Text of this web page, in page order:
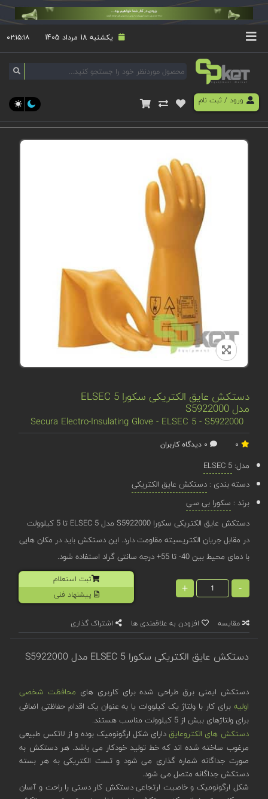
یکشنبه 18 مرداد 1405 ۰۲:۱۵:۱۸
ورود/ ثبت نام
دستکش عایق الکتریکی سکورا ELSEC 5
مدل S5922000
Secura Electro-Insulating Glove - ELSEC 5 - S5922000
مدل:ELSEC 5
دسته بندی :دستکش عایق الکتریکی
برند : سکورا بی سی
دستکش عایق الکتریکی سکورا S5922000 مدل ELSEC 5 تا 5 کیلوولت
در مقابل جریان الکتریسیته مقاومت دارد. این دستکش باید در مکان هایی
با دمای محیط بین 40- تا 55+ درجه سانتی گراد استفاده شود.
-
+
ثبت استعلام
پیشنهاد فنی
مقایسه افزودن به علاقمندی ها اشتراک گذاری
دستکش عایق الکتریکی سکورا ELSEC 5 مدل S5922000
دستکش ایمنی برق طراحی شده برای کاربری های محافظت شخصی
اولیه برای کار با ولتاژ یک کیلووات یا به عنوان یک اقدام حفاظتی اضافی
برای ولتاژهای بیش از 5 کیلوولت مناسب هستند.
دستکش های الکتروعایقدارای شکل ارگونومیک بوده و از لاتکس طبیعی
مرغوب ساخته شده اند که خط تولید خودکار می باشد. هر دستکش به
صورت جداگانه شماره گذاری می شود و تست الکتریکی به هر بسته
دستکش جداگانه متصل می شود.
شکل ارگونومیک و خاصیت ارتجاعی دستکش کار دستی را راحت و آسان